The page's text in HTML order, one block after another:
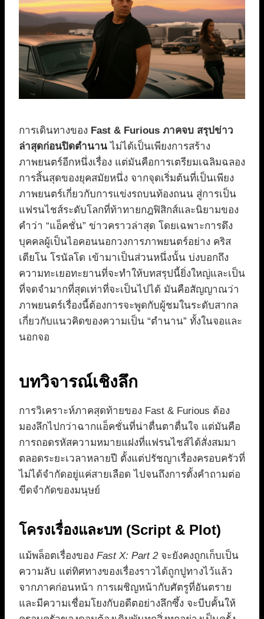
การเดินทางของ Fast & Furious ภาคจบ สรุปข่าว
ล่าสุดก่อนปิดตำนาน ไม่ได้เป็นเพียงการสร้าง
ภาพยนตร์อีกหนึ่งเรื่อง แต่มันคือการเตรียมเฉลิมฉลอง
การสิ้นสุดของยุคสมัยหนึ่ง จากจุดเริ่มต้นที่เป็นเพียง
ภาพยนตร์เกี่ยวกับการแข่งรถบนท้องถนน สู่การเป็น
แฟรนไชส์ระดับโลกที่ท้าทายกฎฟิสิกส์และนิยามของ
คำว่า “แอ็คชั่น” ข่าวคราวล่าสุด โดยเฉพาะการดึง
บุคคลผู้เป็นไอคอนนอกวงการภาพยนตร์อย่าง คริส
เตียโน โรนัลโด เข้ามาเป็นส่วนหนึ่งนั้น บ่งบอกถึง
ความทะเยอทะยานที่จะทำให้บทสรุปนี้ยิ่งใหญ่และเป็น
ที่จดจำมากที่สุดเท่าที่จะเป็นไปได้ มันคือสัญญาณว่า
ภาพยนตร์เรื่องนี้ต้องการจะพูดกับผู้ชมในระดับสากล
เกี่ยวกับแนวคิดของความเป็น “ตำนาน” ทั้งในจอและ
นอกจอ
บทวิจารณ์เชิงลึก
การวิเคราะห์ภาคสุดท้ายของ Fast & Furious ต้อง
มองลึกไปกว่าฉากแอ็คชั่นที่น่าตื่นตาตื่นใจ แต่มันคือ
การถอดรหัสความหมายแฝงที่แฟรนไชส์ได้สั่งสมมา
ตลอดระยะเวลาหลายปี ตั้งแต่ปรัชญาเรื่องครอบครัวที่
ไม่ได้จำกัดอยู่แค่สายเลือด ไปจนถึงการตั้งคำถามต่อ
ขีดจำกัดของมนุษย์
โครงเรื่องและบท (Script & Plot)
แม้พล็อตเรื่องของ Fast X: Part 2จะยังคงถูกเก็บเป็น
ความลับ แต่ทิศทางของเรื่องราวได้ถูกปูทางไว้แล้ว
จากภาคก่อนหน้า การเผชิญหน้ากับศัตรูที่อันตราย
และมีความเชื่อมโยงกับอดีตอย่างลึกซึ้ง จะบีบคั้นให้